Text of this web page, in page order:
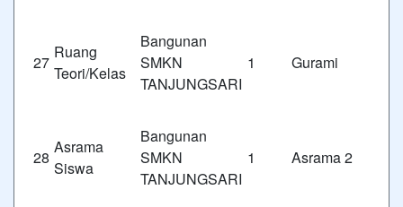
27
Ruang
Teori/Kelas
Bangunan
SMKN 1
TANJUNGSARI
Gurami
28
Asrama
Siswa
Bangunan
SMKN 1
TANJUNGSARI
Asrama 2